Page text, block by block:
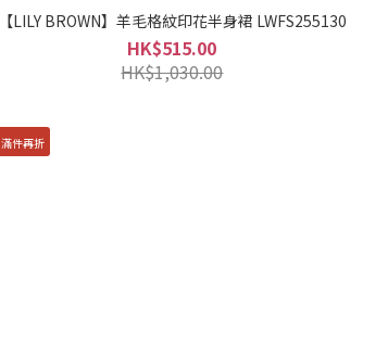
【LILY BROWN】羊毛格紋印花半身裙 LWFS255130
HK$515.00
HK$1,030.00
滿件再折